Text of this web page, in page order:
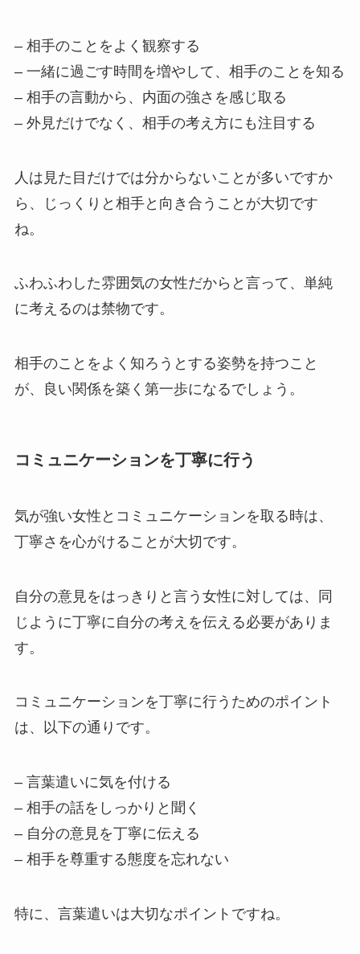
– 相手のことをよく観察する
– 一緒に過ごす時間を増やして、相手のことを知る
– 相手の言動から、内面の強さを感じ取る
– 外見だけでなく、相手の考え方にも注目する
人は見た目だけでは分からないことが多いですか
ら、じっくりと相手と向き合うことが大切です
ね。
ふわふわした雰囲気の女性だからと言って、単純
に考えるのは禁物です。
相手のことをよく知ろうとする姿勢を持つこと
が、良い関係を築く第一歩になるでしょう。
コミュニケーションを丁寧に行う
気が強い女性とコミュニケーションを取る時は、
丁寧さを心がけることが大切です。
自分の意見をはっきりと言う女性に対しては、同
じように丁寧に自分の考えを伝える必要がありま
す。
コミュニケーションを丁寧に行うためのポイント
は、以下の通りです。
– 言葉遣いに気を付ける
– 相手の話をしっかりと聞く
– 自分の意見を丁寧に伝える
– 相手を尊重する態度を忘れない
特に、言葉遣いは大切なポイントですね。